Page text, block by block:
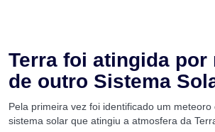
Terra foi atingida por
de outro Sistema
Pela primeira vez foi identificado um
sistema solar que atingiu a atmosfera da